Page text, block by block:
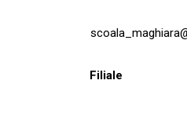
Filiale